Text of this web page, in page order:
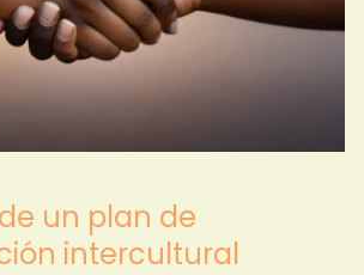
un plan de
intercultural